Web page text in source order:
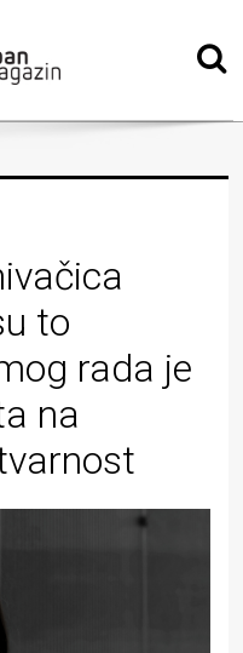
to
rada je
na